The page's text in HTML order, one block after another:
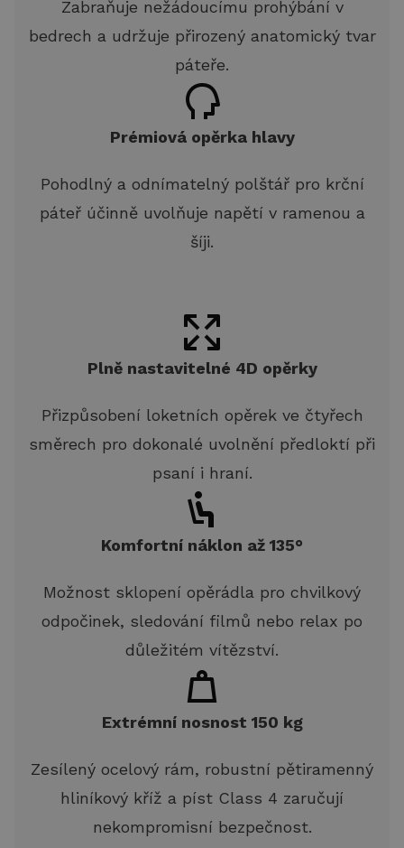
Zabraňuje nežádoucímu prohýbání v
bedrech a udržuje přirozený anatomický tvar
páteře.
Prémiová opěrka hlavy
Pohodlný a odnímatelný polštář pro krční
páteř účinně uvolňuje napětí v ramenou a
šíji.
Plně nastavitelné 4D opěrky
Přizpůsobení loketních opěrek ve čtyřech
směrech pro dokonalé uvolnění předloktí při
psaní i hraní.
Komfortní náklon až 135°
Možnost sklopení opěrádla pro chvilkový
odpočinek, sledování filmů nebo relax po
důležitém vítězství.
Extrémní nosnost 150 kg
Zesílený ocelový rám, robustní pětiramenný
hliníkový kříž a píst Class 4 zaručují
nekompromisní bezpečnost.